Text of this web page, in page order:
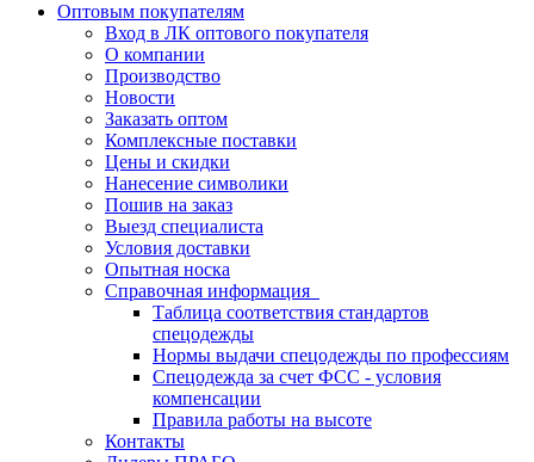
Оптовым покупателям
Вход в ЛК оптового покупателя
О компании
Производство
Новости
Заказать оптом
Комплексные поставки
Цены и скидки
Нанесение символики
Пошив на заказ
Выезд специалиста
Условия доставки
Опытная носка
Справочная информация
Таблица соответствия стандартов
спецодежды
Нормы выдачи спецодежды по профессиям
Спецодежда за счет ФСС - условия
компенсации
Правила работы на высоте
Контакты